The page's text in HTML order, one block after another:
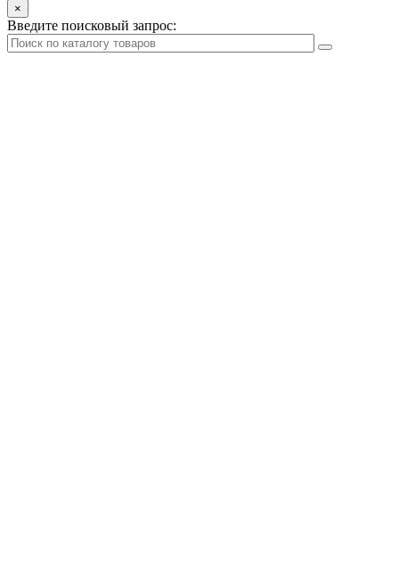
×
Введите поисковый запрос: